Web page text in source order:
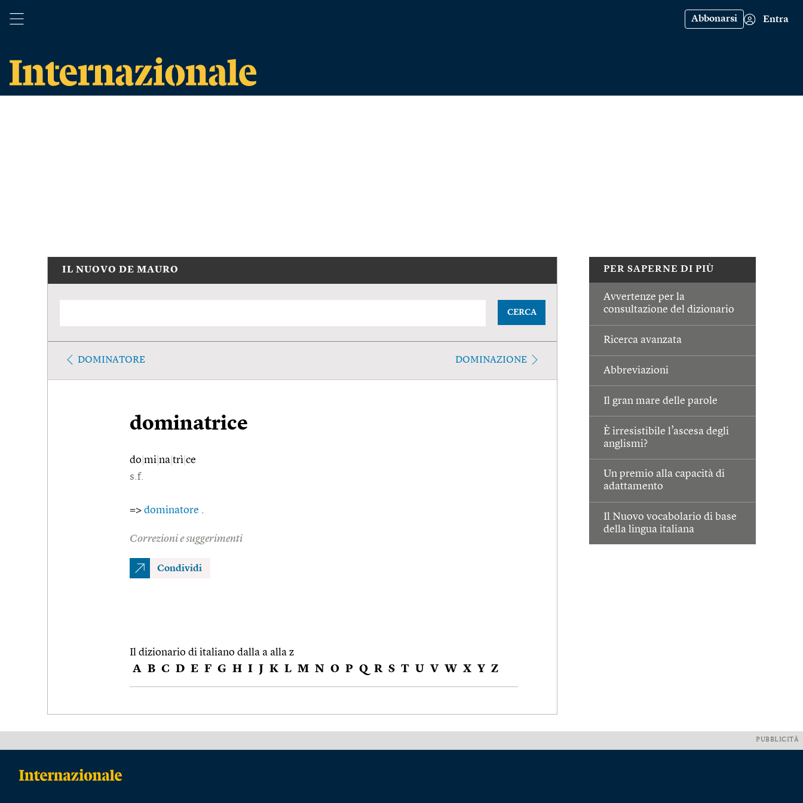
Abbonarsi Entra
PER SAPERNE DI PIÙ
Avvertenze per la
consultazione del dizionario
Ricerca avanzata
Abbreviazioni
Il gran mare delle parole
È irresistibile l’ascesa degli
anglismi?
Un premio alla capacità di
adattamento
Il Nuovo vocabolario di base
della lingua italiana
IL NUOVO DE MAURO
CERCA
DOMINATORE DOMINAZIONE
dominatrice
do mi na trì ce
s.f.
=> dominatore .
Correzioni e suggerimenti
Condividi
Il dizionario di italiano dalla a alla z
A B C D E F G H I J K L M N O P Q R S T U V W X Y Z
PUBBLICITÀ